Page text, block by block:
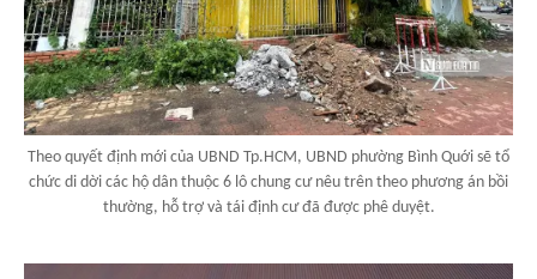
Theo quyết định mới của UBND Tp.HCM, UBND phường Bình Quới sẽ tổ
chức di dời các hộ dân thuộc 6 lô chung cư nêu trên theo phương án bồi
thường, hỗ trợ và tái định cư đã được phê duyệt.